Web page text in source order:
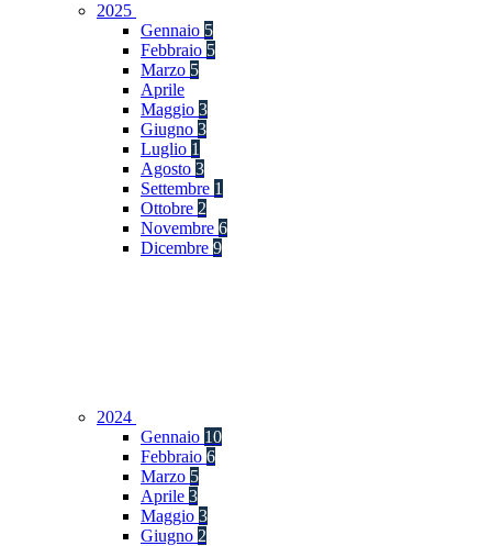
2025
Gennaio 5
Febbraio 5
Marzo 5
Aprile
Maggio 3
Giugno 3
Luglio 1
Agosto 3
Settembre 1
Ottobre 2
Novembre 6
Dicembre 9
2024
Gennaio 10
Febbraio 6
Marzo 5
Aprile 3
Maggio 3
Giugno 2